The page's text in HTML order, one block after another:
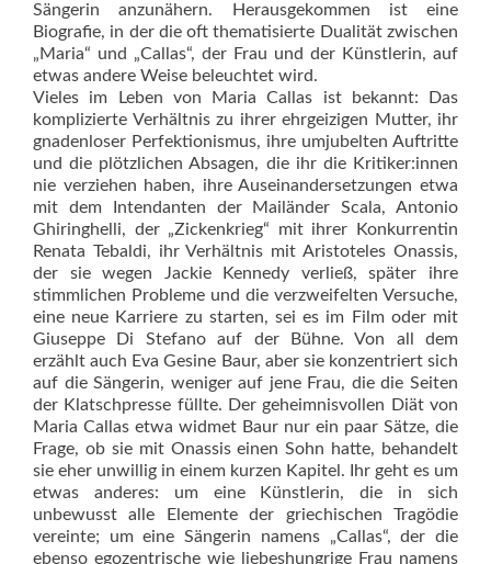
Sängerin anzunähern. Herausgekommen ist eine
Biografie, in der die oft thematisierte Dualität zwischen
„Maria“ und „Callas“, der Frau und der Künstlerin, auf
etwas andere Weise beleuchtet wird.
Vieles im Leben von Maria Callas ist bekannt: Das
komplizierte Verhältnis zu ihrer ehrgeizigen Mutter, ihr
gnadenloser Perfektionismus, ihre umjubelten Auftritte
und die plötzlichen Absagen, die ihr die Kritiker:innen
nie verziehen haben, ihre Auseinandersetzungen etwa
mit dem Intendanten der Mailänder Scala, Antonio
Ghiringhelli, der „Zickenkrieg“ mit ihrer Konkurrentin
Renata Tebaldi, ihr Verhältnis mit Aristoteles Onassis,
der sie wegen Jackie Kennedy verließ, später ihre
stimmlichen Probleme und die verzweifelten Versuche,
eine neue Karriere zu starten, sei es im Film oder mit
Giuseppe Di Stefano auf der Bühne. Von all dem
erzählt auch Eva Gesine Baur, aber sie konzentriert sich
auf die Sängerin, weniger auf jene Frau, die die Seiten
der Klatschpresse füllte. Der geheimnisvollen Diät von
Maria Callas etwa widmet Baur nur ein paar Sätze, die
Frage, ob sie mit Onassis einen Sohn hatte, behandelt
sie eher unwillig in einem kurzen Kapitel. Ihr geht es um
etwas anderes: um eine Künstlerin, die in sich
unbewusst alle Elemente der griechischen Tragödie
vereinte; um eine Sängerin namens „Callas“, der die
ebenso egozentrische wie liebeshungrige Frau namens